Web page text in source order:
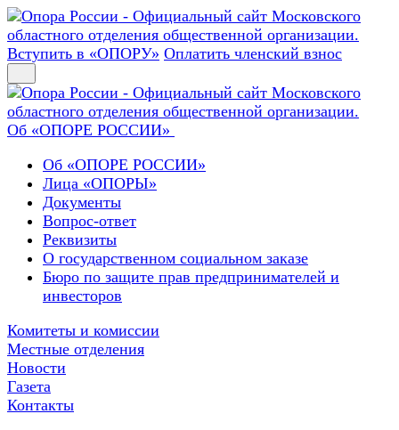
Вступить в «ОПОРУ» Оплатить членский взнос
Об «ОПОРЕ РОССИИ»
Об «ОПОРЕ РОССИИ»
Лица «ОПОРЫ»
Документы
Вопрос-ответ
Реквизиты
О государственном социальном заказе
Бюро по защите прав предпринимателей и
инвесторов
Комитеты и комиссии
Местные отделения
Новости
Газета
Контакты